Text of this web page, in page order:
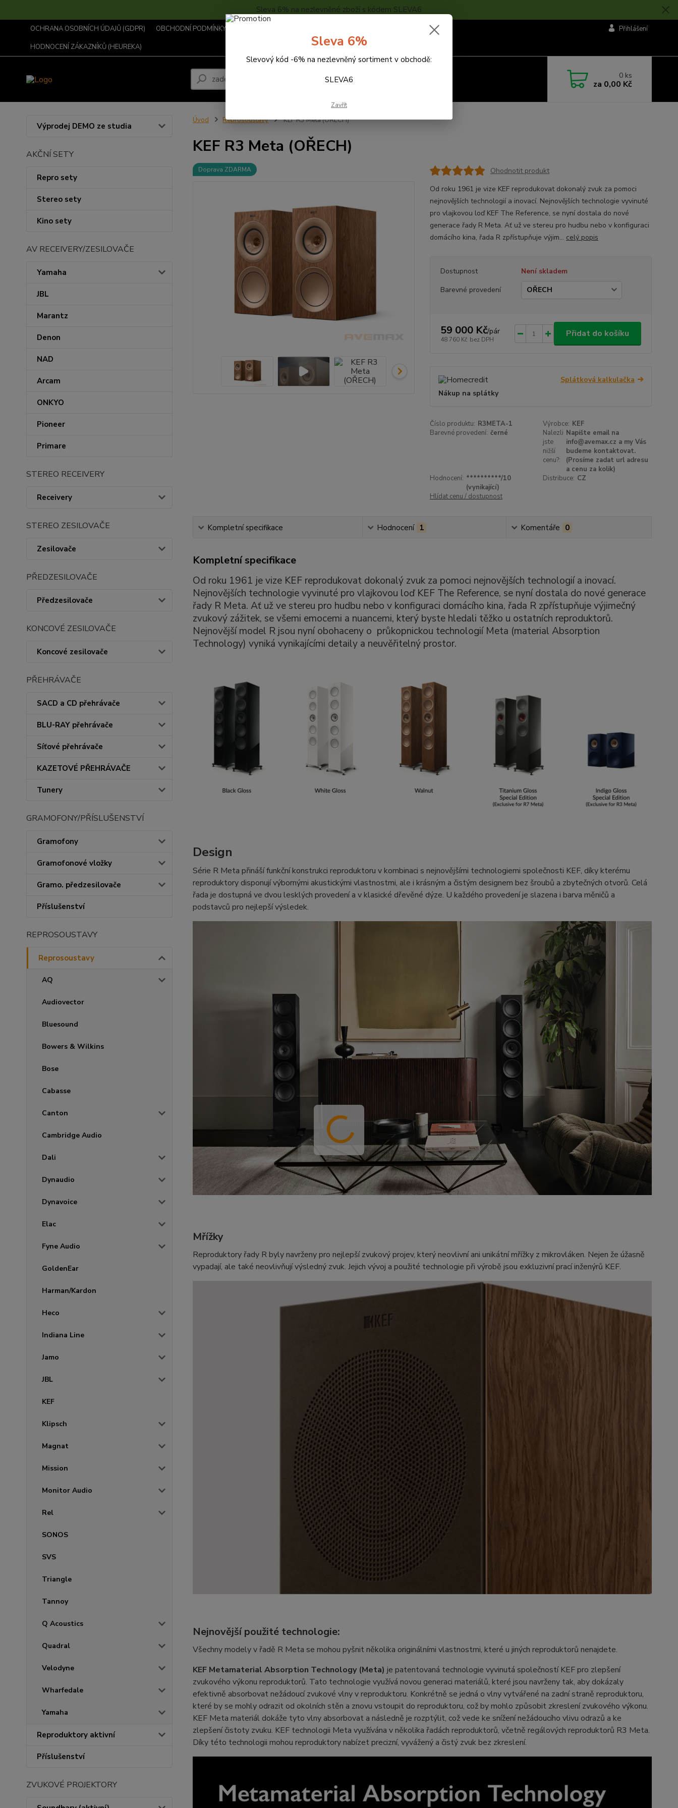
Sleva 6% na nezlevněné zboží s kódem SLEVA6
OCHRANA OSOBNÍCH ÚDAJŮ (GDPR) OBCHODNÍ PODMÍNKY ...
HODNOCENÍ ZÁKAZNÍKŮ (HEUREKA)
Přihlášení
Hledat 0 ks
za 0,00 Kč
Výprodej DEMO ze studia
AKČNÍ SETY
Repro sety
Stereo sety
Kino sety
AV RECEIVERY/ZESILOVAČE
Yamaha
JBL
Marantz
Denon
NAD
Arcam
ONKYO
Pioneer
Primare
STEREO RECEIVERY
Receivery
STEREO ZESILOVAČE
Zesilovače
PŘEDZESILOVAČE
Předzesilovače
KONCOVÉ ZESILOVAČE
Koncové zesilovače
PŘEHRÁVAČE
SACD a CD přehrávače
BLU-RAY přehrávače
Síťové přehrávače
KAZETOVÉ PŘEHRÁVAČE
Tunery
GRAMOFONY/PŘÍSLUŠENSTVÍ
Gramofony
Gramofonové vložky
Gramo. předzesilovače
Příslušenství
REPROSOUSTAVY
Reprosoustavy
AQ
Audiovector
Bluesound
Bowers & Wilkins
Bose
Cabasse
Canton
Cambridge Audio
Dali
Dynaudio
Dynavoice
Elac
Fyne Audio
GoldenEar
Harman/Kardon
Heco
Indiana Line
Jamo
JBL
KEF
Klipsch
Magnat
Mission
Monitor Audio
Rel
SONOS
SVS
Triangle
Tannoy
Q Acoustics
Quadral
Velodyne
Wharfedale
Yamaha
Reproduktory aktivní
Příslušenství
ZVUKOVÉ PROJEKTORY
Úvod Reprosoustavy KEF R3 Meta (OŘECH)
KEF R3 Meta (OŘECH)
Doprava ZDARMA
Ohodnotit produkt
Od roku 1961 je vize KEF reprodukovat dokonalý zvuk za pomoci
nejnovějších technologií a inovací. Nejnovějších technologie vyvinuté
pro vlajkovou loď KEF The Reference, se nyní dostala do nové
generace řady R Meta. Ať už ve stereu pro hudbu nebo v konfiguraci
domácího kina, řada R zpřístupňuje výjim... celý popis
Dostupnost
Není skladem
Barevné provedení
59 000 Kč/pár
48 760 Kč bez DPH
Přidat do košíku
Splátková kalkulačka
Nákup na splátky
Číslo produktu: R3META-1 Výrobce: KEF
Barevné provedení: černé
Nalezli
jste
nižší
cenu?:
Napište email na
info@avemax.cz a my Vás
budeme kontaktovat.
(Prosíme zadat url adresu
a cenu za kolik)
Hodnocení: **********/10
(vynikající)
Distribuce: CZ
Hlídat cenu / dostupnost
Kompletní specifikace Hodnocení 1 Komentáře 0
Kompletní specifikace
Od roku 1961 je vize KEF reprodukovat dokonalý zvuk za pomoci nejnovějších technologií a inovací.
Nejnovějších technologie vyvinuté pro vlajkovou loď KEF The Reference, se nyní dostala do nové generace
řady R Meta. Ať už ve stereu pro hudbu nebo v konfiguraci domácího kina, řada R zpřístupňuje výjimečný
zvukový zážitek, se všemi emocemi a nuancemi, který byste hledali těžko u ostatních reproduktorů.
Nejnovější model R jsou nyní obohaceny o průkopnickou technologií Meta (material Absorption
Technology) vyniká vynikajícími detaily a neuvěřitelný prostor.
Design
Série R Meta přináší funkční konstrukci reproduktoru v kombinaci s nejnovějšími technologiemi společnosti KEF, díky kterému
reproduktory disponují výbornými akustickými vlastnostmi, ale i krásným a čistým designem bez šroubů a zbytečných otvorů. Celá
řada je dostupná ve dvou lesklých provedení a v klasické dřevěné dýze. U každého provedení je slazena i barva měničů a
podstavců pro nejlepší výsledek.
Mřížky
Reproduktory řady R byly navrženy pro nejlepší zvukový projev, který neovlivní ani unikátní mřížky z mikrovláken. Nejen že úžasně
vypadají, ale také neovlivňují výsledný zvuk. Jejich vývoj a použité technologie při výrobě jsou exkluzivní prací inženýrů KEF.
Nejnovější použité technologie:
Všechny modely v řadě R Meta se mohou pyšnit několika originálními vlastnostmi, které u jiných reproduktorů nenajdete.
KEF Metamaterial Absorption Technology (Meta) je patentovaná technologie vyvinutá společností KEF pro zlepšení
zvukového výkonu reproduktorů. Tato technologie využívá novou generaci materiálů, které jsou navrženy tak, aby dokázaly
efektivně absorbovat nežádoucí zvukové vlny v reproduktoru. Konkrétně se jedná o vlny vytvářené na zadní straně reproduktoru,
které by se mohly odrazit od okolních stěn a znovu vstoupit do reproduktoru, což by mohlo způsobit zkreslení zvukového výkonu.
KEF Meta materiál dokáže tyto vlny absorbovat a následně je rozptýlit, což vede ke snížení nežádoucího vlivu odrazů a ke
zlepšení čistoty zvuku. KEF technologii Meta využívána v několika řadách reproduktorů, včetně regálových reproduktorů R3 Meta.
Díky této technologii mohou reproduktory nabízet precizní, vyvážený a čistý zvuk bez zkreslení.
Sleva 6%
Slevový kód -6% na nezlevněný sortiment v obchodě:
SLEVA6
Zavřít